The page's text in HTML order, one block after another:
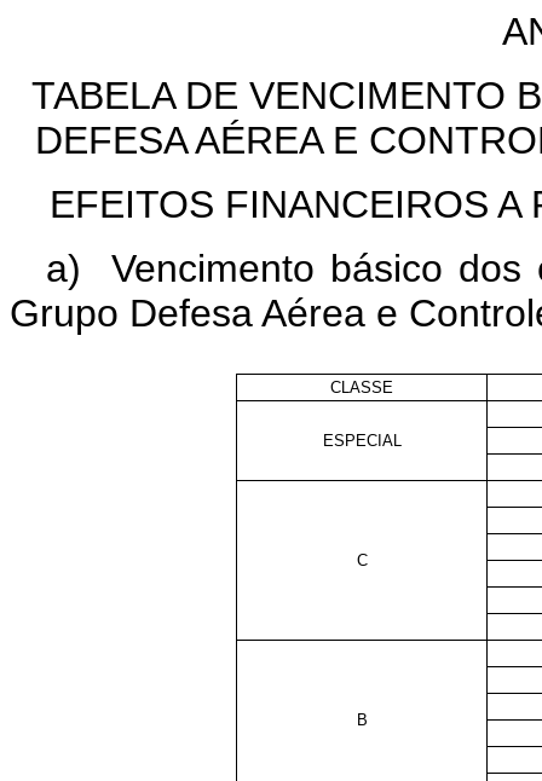
TABELA DE VENCIMENTO
DEFESA AÉREA E
EFEITOS FINANCEIROS A
a) Vencimento básico dos
Grupo Defesa Aérea e
CLASSE
ESPECIAL
C
B